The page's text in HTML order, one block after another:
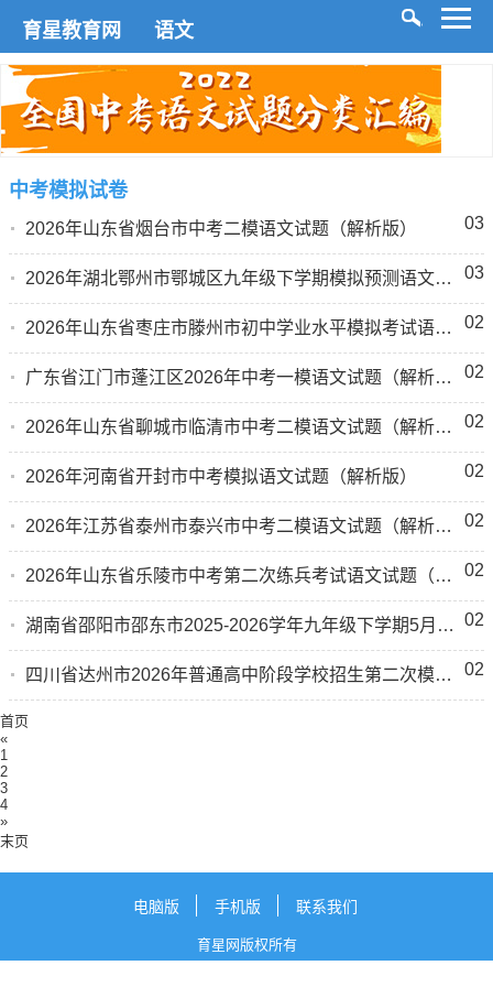
育星教育网 语文
中考模拟试卷
03
2026年山东省烟台市中考二模语文试题（解析版）
03
2026年湖北鄂州市鄂城区九年级下学期模拟预测语文试题（解析版）
02
2026年山东省枣庄市滕州市初中学业水平模拟考试语文试题（解析版）
02
广东省江门市蓬江区2026年中考一模语文试题（解析版）
02
2026年山东省聊城市临清市中考二模语文试题（解析版）
02
2026年河南省开封市中考模拟语文试题（解析版）
02
2026年江苏省泰州市泰兴市中考二模语文试题（解析版）
02
2026年山东省乐陵市中考第二次练兵考试语文试题（解析版）
02
湖南省邵阳市邵东市2025-2026学年九年级下学期5月阶段学情自测语文试题（解析版）
02
四川省达州市2026年普通高中阶段学校招生第二次模拟考试语文试题（解析版）
首页
«
1
2
3
4
»
末页
电脑版 手机版 联系我们
育星网版权所有